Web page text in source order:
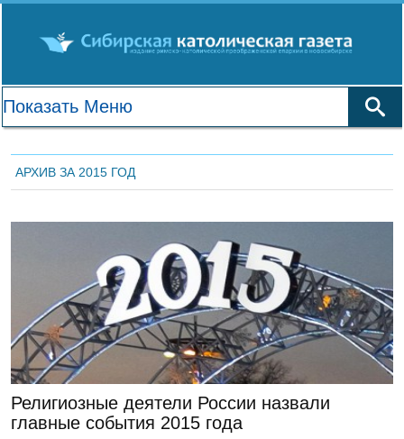
АРХИВ ЗА 2015 ГОД
ЛЕНТА НОВОСТЕЙ
Религиозные деятели России назвали
главные события 2015 года